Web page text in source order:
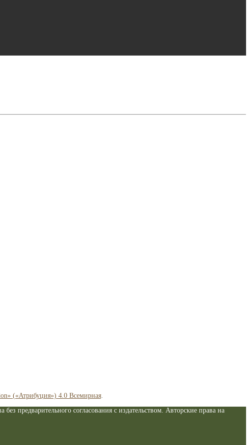
(«Атрибуция») 4.0 Всемирная.
предварительного согласования с издательством. Авторские права на